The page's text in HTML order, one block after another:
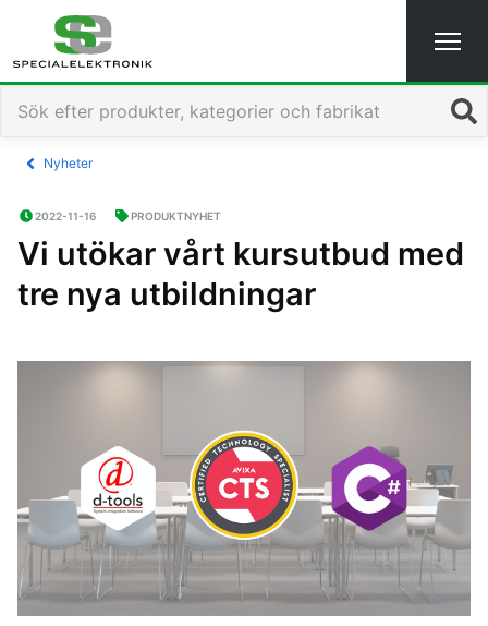
Sök
Nyheter
2022-11-16 PRODUKTNYHET
Vi utökar vårt kursutbud med
tre nya utbildningar